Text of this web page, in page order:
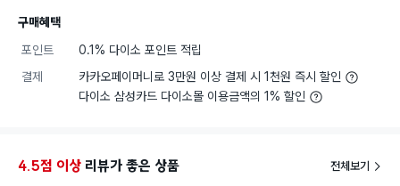
구매혜택
포인트
0.1% 다이소 포인트 적립
결제
카카오페이머니로 3만원 이상 결제 시 1천원 즉시 할인
다이소 삼성카드 다이소몰 이용금액의 1% 할인
4.5점 이상 리뷰가 좋은 상품 전체보기